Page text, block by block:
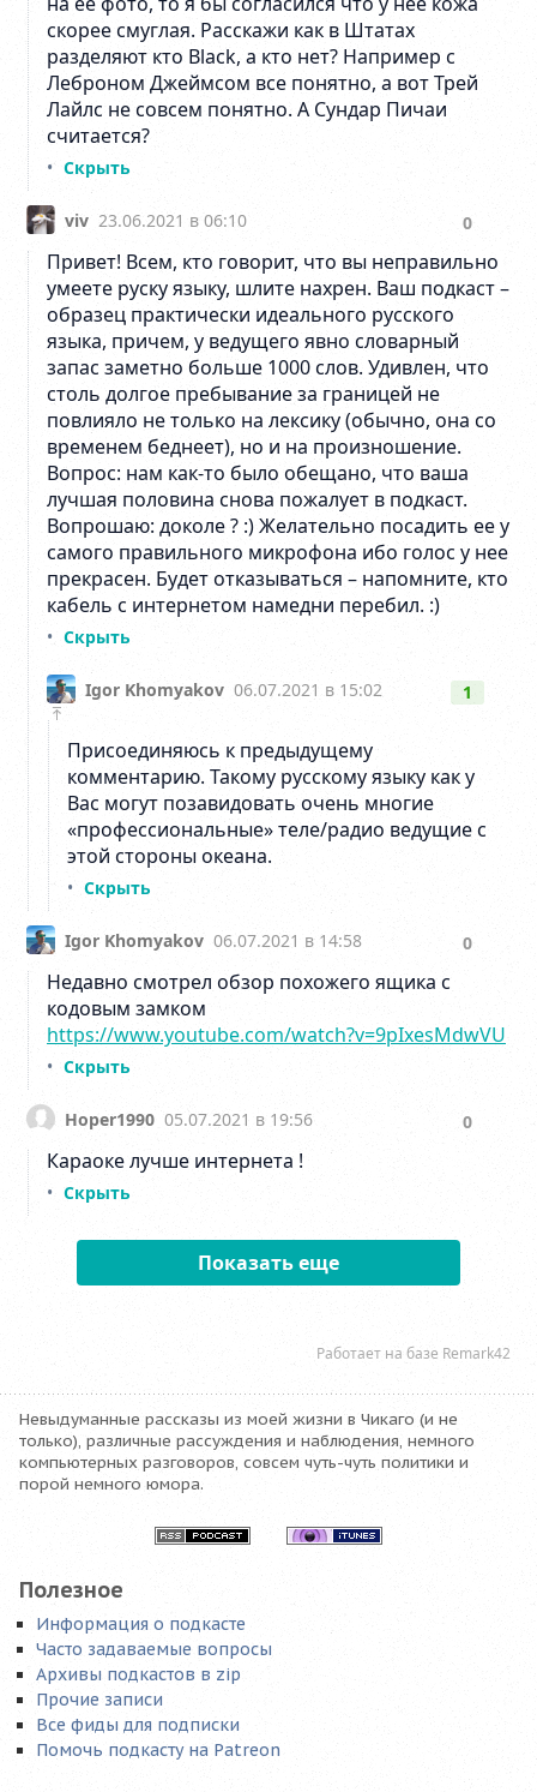
Невыдуманные рассказы из моей жизни в Чикаго (и не
только), различные рассуждения и наблюдения, немного
компьютерных разговоров, совсем чуть-чуть политики и
порой немного юмора.
Полезное
Информация о подкасте
Часто задаваемые вопросы
Архивы подкастов в zip
Прочие записи
Все фиды для подписки
Помочь подкасту на Patreon